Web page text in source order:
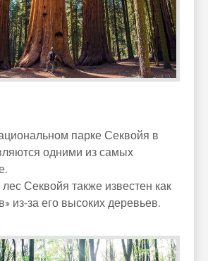
парке Секвойя в
одними из самых
Секвойя также известен как
из-за его высоких деревьев.